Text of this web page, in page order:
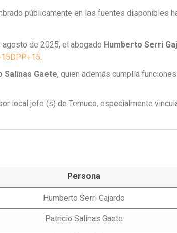
públicamente en las fuentes disponibles
agosto de 2025, el abogado Humberto Serri
.
Salinas Gaete, quien además cumplía
local jefe (s) de Temuco, especialmente
Persona
Humberto Serri Gajardo
Patricio Salinas Gaete